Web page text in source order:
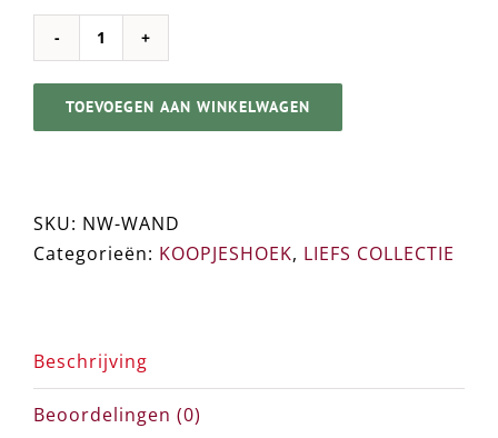
KOOPJE
Tekstbord
➸
TOEVOEGEN AAN WINKELWAGEN
SKU: NW-WAND
Categorieën: KOOPJESHOEK, LIEFS COLLECTIE
Beschrijving
Beoordelingen (0)